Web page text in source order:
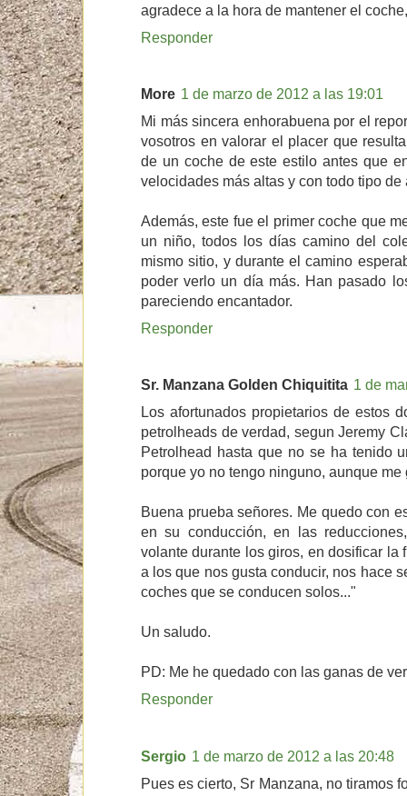
agradece a la hora de mantener el
Responder
More 1 de marzo de 2012 a las 19:01
Mi más sincera enhorabuena por el
vosotros en valorar el placer que
de un coche de este estilo antes que
velocidades más altas y con todo tipo de
Además, este fue el primer coche que
un niño, todos los días camino del
mismo sitio, y durante el camino
poder verlo un día más. Han pasado
pareciendo encantador.
Responder
Sr. Manzana Golden Chiquitita 1 de
Los afortunados propietarios de estos
petrolheads de verdad, segun Jeremy
Petrolhead hasta que no se ha tenido
porque yo no tengo ninguno, aunque
Buena prueba señores. Me quedo con
en su conducción, en las
volante durante los giros, en dosificar la
a los que nos gusta conducir, nos hace
coches que se conducen solos..."
Un saludo.
PD: Me he quedado con las ganas de
Responder
Sergio 1 de marzo de 2012 a las 20:48
Pues es cierto, Sr Manzana, no tiramos